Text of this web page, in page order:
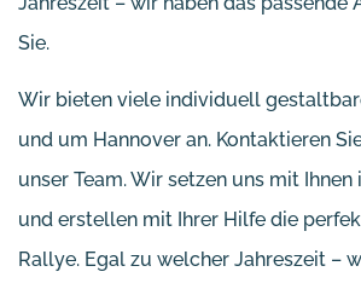
Sie.
Wir bieten viele individuell
und um Hannover an. Kontaktieren
unser Team. Wir setzen uns mit Ihnen
und erstellen mit Ihrer Hilfe die
Rallye. Egal zu welcher Jahreszeit –